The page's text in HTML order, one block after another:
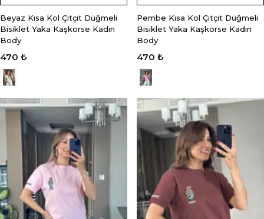
Beyaz Kısa Kol Çıtçıt Düğmeli
Bisiklet Yaka Kaşkorse Kadın
Body
470 ₺
Pembe Kısa Kol Çıtçıt Düğmeli
Bisiklet Yaka Kaşkorse Kadın
Body
470 ₺